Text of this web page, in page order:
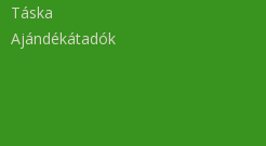
Táska
Ajándékátadók